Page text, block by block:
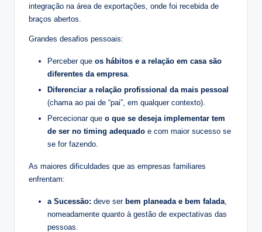
integração na área de exportações, onde foi recebida de
braços abertos.
Grandes desafios pessoais:
Perceber que os hábitos e a relação em casa são
diferentes da empresa
Diferenciar a relação profissional da mais pessoal
(chama ao pai de “pai”, em qualquer contexto).
Percecionar que o que se deseja implementar tem
de ser no timing adequado e com maior sucesso se
se for fazendo.
As maiores dificuldades que as empresas familiares
enfrentam:
a Sucessão: deve serbem planeada e bem falada
nomeadamente quanto à gestão de expectativas das
pessoas.